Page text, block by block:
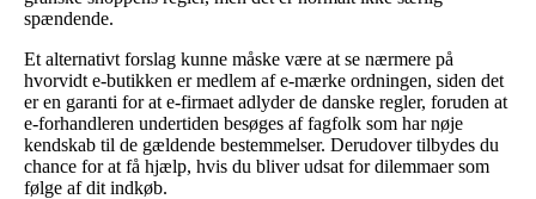
spændende.
Et alternativt forslag kunne måske være at se nærmere på
hvorvidt e-butikken er medlem af e-mærke ordningen, siden det
er en garanti for at e-firmaet adlyder de danske regler, foruden at
e-forhandleren undertiden besøges af fagfolk som har nøje
kendskab til de gældende bestemmelser. Derudover tilbydes du
chance for at få hjælp, hvis du bliver udsat for dilemmaer som
følge af dit indkøb.